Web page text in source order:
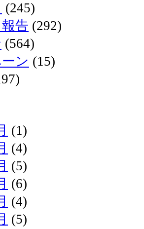
(245)
告 (292)
(564)
ン (15)
(1)
(4)
(5)
(6)
(4)
(5)